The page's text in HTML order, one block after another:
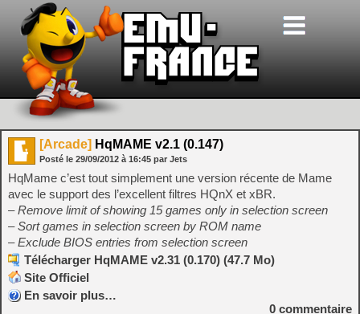
[Arcade] HqMAME v2.1 (0.147)
Posté le 29/09/2012 à 16:45 par Jets
HqMame c’est tout simplement une version récente de Mame
avec le support des l’excellent filtres HQnX et xBR.
– Remove limit of showing 15 games only in selection screen
– Sort games in selection screen by ROM name
– Exclude BIOS entries from selection screen
Télécharger HqMAME v2.31 (0.170) (47.7 Mo)
Site Officiel
En savoir plus…
0 commentaire